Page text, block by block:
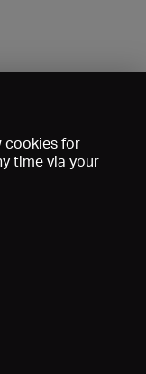
cookies for
time via your